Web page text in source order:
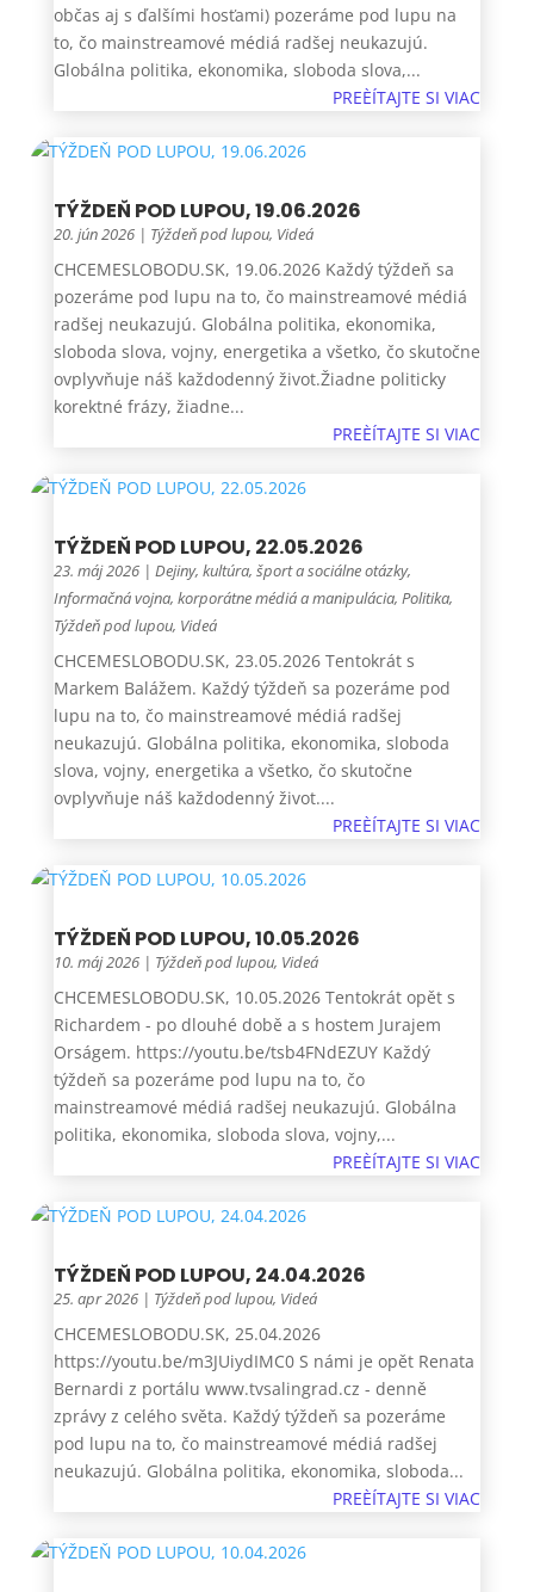
občas aj s ďalšími hosťami) pozeráme pod lupu na
to, čo mainstreamové médiá radšej neukazujú.
Globálna politika, ekonomika, sloboda slova,...
PREÈÍTAJTE SI VIAC
TÝŽDEŇ POD LUPOU, 19.06.2026
20. jún 2026| Týždeň pod lupou, Videá
CHCEMESLOBODU.SK, 19.06.2026 Každý týždeň sa
pozeráme pod lupu na to, čo mainstreamové médiá
radšej neukazujú. Globálna politika, ekonomika,
sloboda slova, vojny, energetika a všetko, čo skutočne
ovplyvňuje náš každodenný život.Žiadne politicky
korektné frázy, žiadne...
PREÈÍTAJTE SI VIAC
TÝŽDEŇ POD LUPOU, 22.05.2026
23. máj 2026| Dejiny, kultúra, šport a sociálne otázky,
Informačná vojna, korporátne médiá a manipulácia, Politika,
Týždeň pod lupou, Videá
CHCEMESLOBODU.SK, 23.05.2026 Tentokrát s
Markem Balážem. Každý týždeň sa pozeráme pod
lupu na to, čo mainstreamové médiá radšej
neukazujú. Globálna politika, ekonomika, sloboda
slova, vojny, energetika a všetko, čo skutočne
ovplyvňuje náš každodenný život....
PREÈÍTAJTE SI VIAC
TÝŽDEŇ POD LUPOU, 10.05.2026
10. máj 2026| Týždeň pod lupou, Videá
CHCEMESLOBODU.SK, 10.05.2026 Tentokrát opět s
Richardem - po dlouhé době a s hostem Jurajem
Orságem. https://youtu.be/tsb4FNdEZUY Každý
týždeň sa pozeráme pod lupu na to, čo
mainstreamové médiá radšej neukazujú. Globálna
politika, ekonomika, sloboda slova, vojny,...
PREÈÍTAJTE SI VIAC
TÝŽDEŇ POD LUPOU, 24.04.2026
25. apr 2026| Týždeň pod lupou, Videá
CHCEMESLOBODU.SK, 25.04.2026
https://youtu.be/m3JUiydIMC0 S námi je opět Renata
Bernardi z portálu www.tvsalingrad.cz - denně
zprávy z celého světa. Každý týždeň sa pozeráme
pod lupu na to, čo mainstreamové médiá radšej
neukazujú. Globálna politika, ekonomika, sloboda...
PREÈÍTAJTE SI VIAC